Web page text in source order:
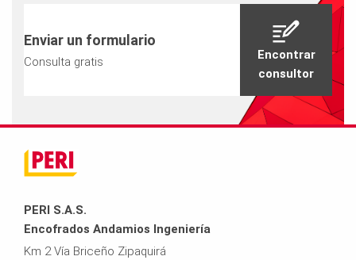
Enviar un formulario
Consulta gratis
Encontrar
consultor
PERI S.A.S.
Encofrados Andamios Ingeniería
Km 2 Vía Briceño Zipaquirá